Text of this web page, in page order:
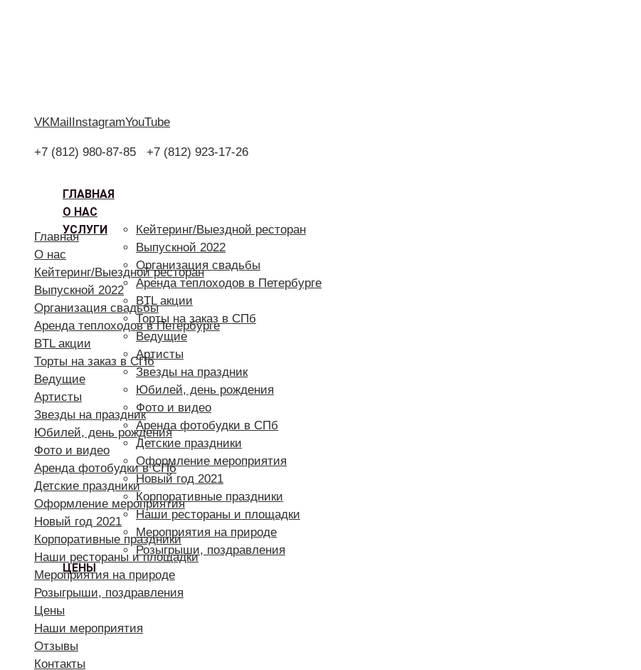
VKMailInstagramYouTube
+7 (812) 980-87-85 +7 (812) 923-17-26
ГЛАВНАЯ
О НАС
УСЛУГИ
Кейтеринг/Выездной ресторан
Выпускной 2022
Организация свадьбы
Аренда теплоходов в Петербурге
BTL акции
Торты на заказ в СПб
Ведущие
Артисты
Звезды на праздник
Юбилей, день рождения
Фото и видео
Аренда фотобудки в СПб
Детские праздники
Оформление мероприятия
Новый год 2021
Корпоративные праздники
Наши рестораны и площадки
Мероприятия на природе
Розыгрыши, поздравления
ЦЕНЫ
Главная
О нас
Кейтеринг/Выездной ресторан
Выпускной 2022
Организация свадьбы
Аренда теплоходов в Петербурге
BTL акции
Торты на заказ в СПб
Ведущие
Артисты
Звезды на праздник
Юбилей, день рождения
Фото и видео
Аренда фотобудки в СПб
Детские праздники
Оформление мероприятия
Новый год 2021
Корпоративные праздники
Наши рестораны и площадки
Мероприятия на природе
Розыгрыши, поздравления
Цены
Наши мероприятия
Отзывы
Контакты